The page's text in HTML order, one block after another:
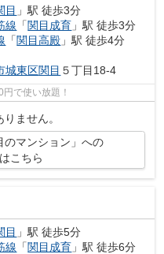
目 」駅 徒歩3分
線 「関目成育 」駅 徒歩3分
「関目高殿 」駅 徒歩4分
城東区関目 ５丁目18-4
で使い放題！
ません。
のマンション」への
こちら
目 」駅 徒歩5分
線 「関目成育 」駅 徒歩6分